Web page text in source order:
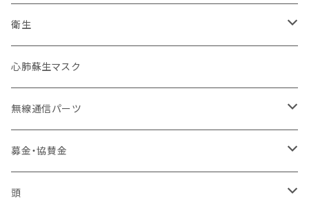
ローラーバックル
2ピン
シルク印刷
刺繍
プリント
ブーツ
本革
革張り
ポーチ
インソール
卸セット
バッジ
IDバッジ
ベスト
関東管区
中部管区
近畿管区
中国管区
四国管区
チャリティ
ブーツ
インナー
アンダーウエア（下着）
活動パンツ
火事だ119冊子製本用データ
衛生
お掃除用品
コーティング
装飾
幸福
トイレ製品
心肺蘇生マスク
無線通信パーツ
アンテナ
モービル
イヤフォン
募金・協賛金
輸入品販権
頭